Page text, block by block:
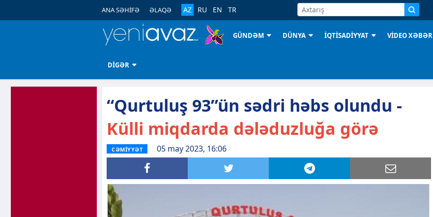
ANA SƏHİFƏ ƏLAQƏ AZ RU EN TR
GÜNDƏM DÜNYA İQTİSADİYYAT VİDEO XƏBƏR
DİGƏR
“Qurtuluş 93”ün sədri həbs olundu -
Külli miqdarda dələduzluğa görə
CƏMİYYƏT 05 may 2023, 16:06